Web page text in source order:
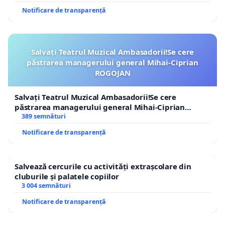
Europeană, adoptarea unei bune practici inspirate
consumatorului.
Transparența privind originea alimentelor
înseamnă responsabilitate, încredere și respect
față de consumator. Republica Moldova are nevoie
de un sistem de etichetare clar, inteligibil și
verificabil, care să permită fiecăruia dintre noi să
ceea ce pune pe masă.
Notificare de transparență
Salvați Teatrul Muzical Ambasadorii!Se cere
păstrarea managerului general Mihai-Ciprian
ROGOJAN
Salvați Teatrul Muzical Ambasadorii!Se cere
păstrarea managerului general Mihai-Ciprian
ROGOJAN
389 semnături
Notificare de transparență
Salvează cercurile cu activități extrașcolare din
cluburile și palatele copiilor
3 004 semnături
Notificare de transparență